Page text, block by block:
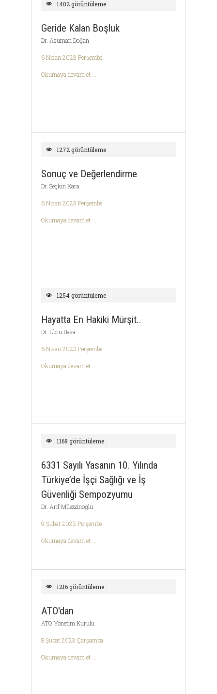
1402 görüntüleme
Geride Kalan Boşluk
Dr. Asuman Doğan
6 Nisan 2023 Perşembe
Okumaya devam et ...
1272 görüntüleme
Sonuç ve Değerlendirme
Dr. Seçkin Kara
6 Nisan 2023 Perşembe
Okumaya devam et ...
1254 görüntüleme
Hayatta En Hakiki Mürşit..
Dr. Ebru Basa
6 Nisan 2023 Perşembe
Okumaya devam et ...
1168 görüntüleme
6331 Sayılı Yasanın 10. Yılında
Türkiye’de İşçi Sağlığı ve İş
Güvenliği Sempozyumu
Dr. Arif Müezzinoğlu
9 Şubat 2023 Perşembe
Okumaya devam et ...
1216 görüntüleme
ATO'dan
ATO Yönetim Kurulu
8 Şubat 2023 Çarşamba
Okumaya devam et ...